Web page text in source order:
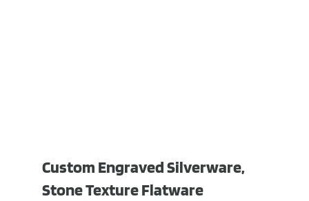
Custom Engraved Silverware,
Stone Texture Flatware